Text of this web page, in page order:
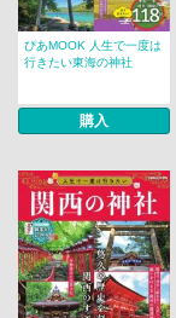
ぴあMOOK 人生で一度は
行きたい東海の神社
購入